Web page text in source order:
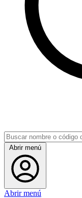
Abrir menú
Abrir menú